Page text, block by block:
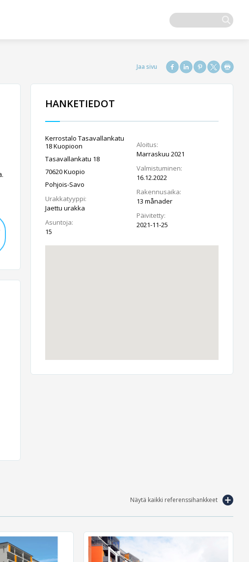
HANKETIEDOT
Kerrostalo Tasavallankatu
18 Kuopioon
Tasavallankatu 18
70620 Kuopio
Pohjois-Savo
Urakkatyyppi:
Jaettu urakka
Asuntoja:
15
Aloitus:
Marraskuu 2021
Valmistuminen:
16.12.2022
Rakennusaika:
13 månader
Päivitetty:
2021-11-25
Näytä kaikki referenssihankkeet